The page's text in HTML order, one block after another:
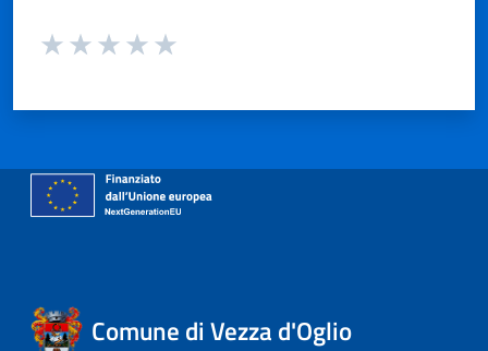
Valuta da 1 a 5 stelle la pagina
Comune di Vezza d'Oglio